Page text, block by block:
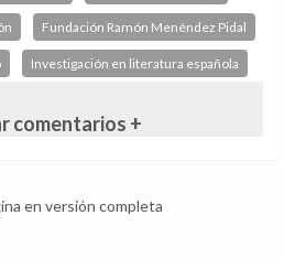
Fundación Ramón Menéndez Pidal
Investigación en literatura española
comentarios +
en versión completa